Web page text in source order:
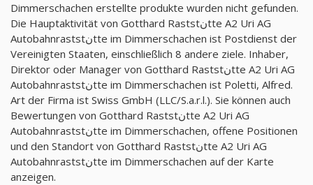
Dimmerschachen erstellte produkte wurden nicht gefunden.
Die Hauptaktivität von Gotthard Raststنtte A2 Uri AG
Autobahnraststنtte im Dimmerschachen ist Postdienst der
Vereinigten Staaten, einschließlich 8 andere ziele. Inhaber,
Direktor oder Manager von Gotthard Raststنtte A2 Uri AG
Autobahnraststنtte im Dimmerschachen ist Poletti, Alfred.
Art der Firma ist Swiss GmbH (LLC/S.a.r.l.). Sie können auch
Bewertungen von Gotthard Raststنtte A2 Uri AG
Autobahnraststنtte im Dimmerschachen, offene Positionen
und den Standort von Gotthard Raststنtte A2 Uri AG
Autobahnraststنtte im Dimmerschachen auf der Karte
anzeigen.